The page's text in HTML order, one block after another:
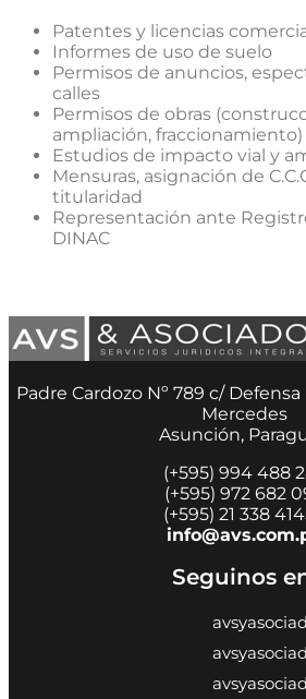
Patentes y licencias
Informes de uso de suelo
Permisos de anuncios,
calles
Permisos de obras
ampliación, fraccionamiento)
Estudios de impacto vial y
Mensuras, asignación de
titularidad
Representación ante
DINAC
Padre Cardozo Nº 789 c/
Mercedes
Asunción,
(+595) 994 488
(+595) 972 682
(+595) 21 338
Seguinos